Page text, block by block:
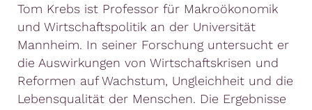
Tom Krebs ist Professor für Makroökonomik
und Wirtschaftspolitik an der Universität
Mannheim. In seiner Forschung untersucht er
die Auswirkungen von Wirtschaftskrisen und
Reformen auf Wachstum, Ungleichheit und die
Lebensqualität der Menschen. Die Ergebnisse